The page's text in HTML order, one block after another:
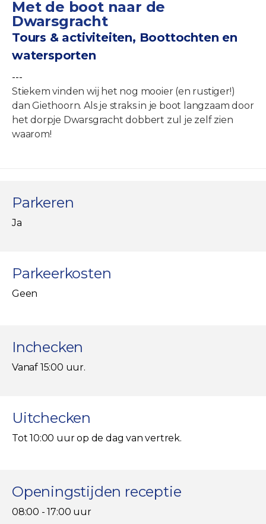
Met de boot naar de
Dwarsgracht
Tours & activiteiten, Boottochten en
watersporten
---
Stiekem vinden wij het nog mooier (en rustiger!)
dan Giethoorn. Als je straks in je boot langzaam door
het dorpje Dwarsgracht dobbert zul je zelf zien
waarom!
Parkeren
Ja
Parkeerkosten
Geen
Inchecken
Vanaf 15:00 uur.
Uitchecken
Tot 10:00 uur op de dag van vertrek.
Openingstijden receptie
08:00 - 17:00 uur